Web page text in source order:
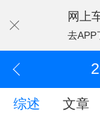
网上
去APP
综述 文章